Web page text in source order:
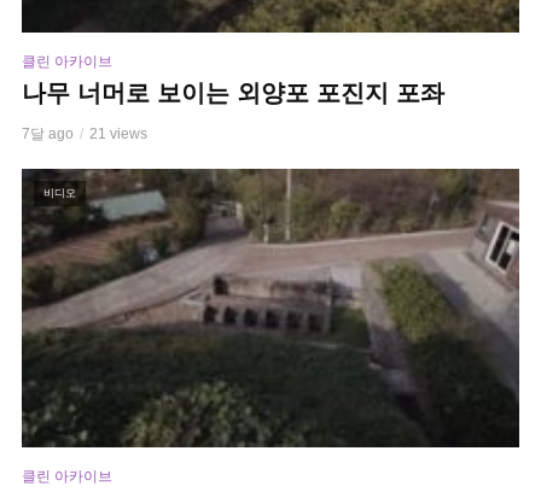
클린 아카이브
나무 너머로 보이는 외양포 포진지 포좌
7달 ago 21 views
비디오
클린 아카이브